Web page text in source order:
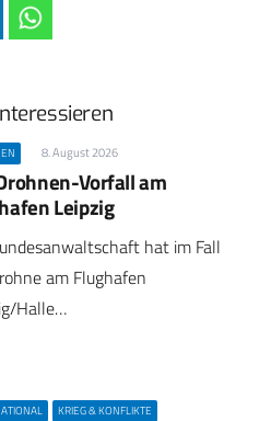
8. August 2026
Vorfall am
Leipzig
hat im Fall
am Flughafen
Halle…
KRIEG & KONFLIKTE